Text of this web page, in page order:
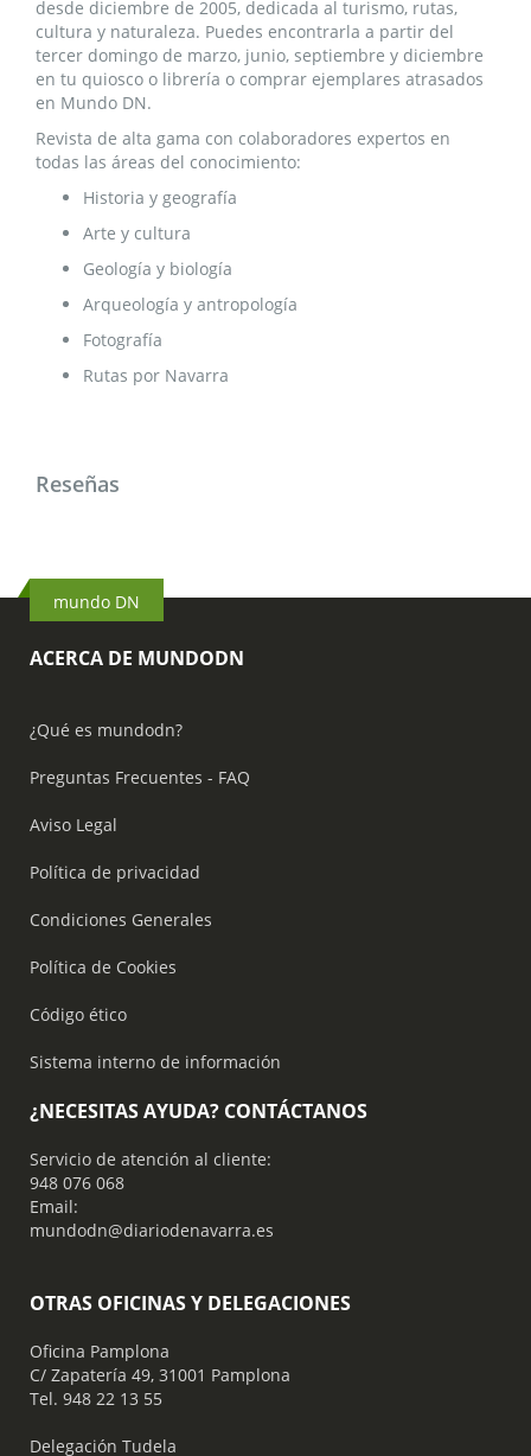
desde diciembre de 2005, dedicada al turismo, rutas,
cultura y naturaleza. Puedes encontrarla a partir del
tercer domingo de marzo, junio, septiembre y diciembre
en tu quiosco o librería o comprar ejemplares atrasados
en Mundo DN.
Revista de alta gama con colaboradores expertos en
todas las áreas del conocimiento:
Historia y geografía
Arte y cultura
Geología y biología
Arqueología y antropología
Fotografía
Rutas por Navarra
Reseñas
mundo DN
ACERCA DE MUNDODN
¿Qué es mundodn?
Preguntas Frecuentes - FAQ
Aviso Legal
Política de privacidad
Condiciones Generales
Política de Cookies
Código ético
Sistema interno de información
¿NECESITAS AYUDA? CONTÁCTANOS
Servicio de atención al cliente:
948 076 068
Email:
mundodn@diariodenavarra.es
OTRAS OFICINAS Y DELEGACIONES
Oficina Pamplona
C/ Zapatería 49, 31001 Pamplona
Tel. 948 22 13 55
​ Delegación Tudela